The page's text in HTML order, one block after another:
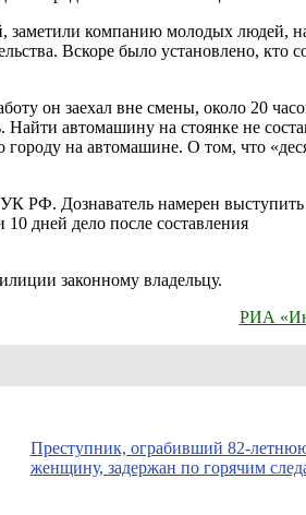
заметили компанию молодых людей,
Вскоре было установлено, кто
он заехал вне смены, около 20
автомашину на стоянке не
на автомашине. О том, что
РФ. Дознаватель намерен выступить
дней дело после составления
законному владельцу.
РИА
Преступник, ограбивший 82-
женщину, задержан по горячим